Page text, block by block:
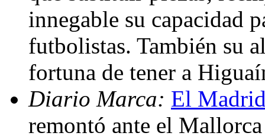
innegable su capacidad
futbolistas. También su
fortuna de tener a
Diario Marca: El
remontó ante el